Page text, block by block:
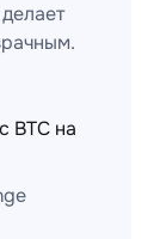
BTC на